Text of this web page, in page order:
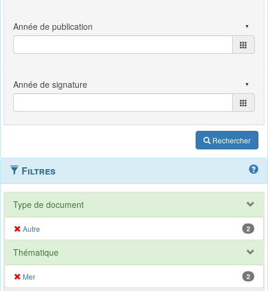
Rechercher
Filtres
Type de document
Autre 2
Thématique
Mer 2